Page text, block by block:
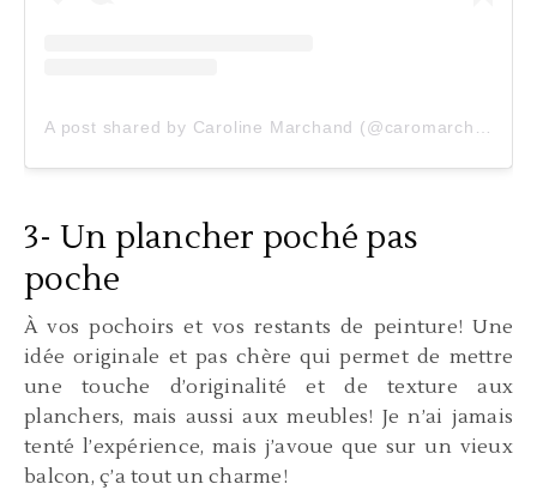
3- Un plancher poché pas
poche
À vos pochoirs et vos restants de peinture! Une
idée originale et pas chère qui permet de mettre
une touche d’originalité et de texture aux
planchers, mais aussi aux meubles! Je n’ai jamais
tenté l’expérience, mais j’avoue que sur un vieux
balcon, ç’a tout un charme!